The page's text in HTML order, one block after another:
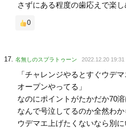
さずにある程度の歯応えで楽し
0
名無しのスプラトゥーン 2022.12.20 19:31
「チャレンジやるとすぐウデ
オープンやってる」
なのにポイントがたかだか70
なんで号泣してるのか全然わか
ウデマエ上げたくないなら別